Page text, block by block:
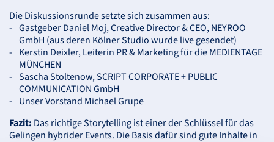
Die Diskussionsrunde setzte sich zusammen aus:
Gastgeber Daniel Moj, Creative Director &CEO,NEYROO
GmbH (aus deren Kölner Studio wurde live gesendet)
Kerstin Deixler, Leiterin PR & Marketing für dieMEDIENTAGE
MÜNCHEN
Sascha Stoltenow,SCRIPTCORPORATE+PUBLIC
COMMUNICATIONGmbH
Unser Vorstand Michael Grupe
Fazit: Das richtige Storytelling ist einer der Schlüssel für das
Gelingen hybrider Events. Die Basis dafür sind gute Inhalte in